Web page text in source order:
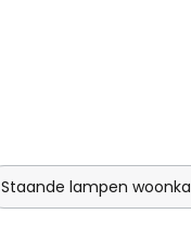
Staande lampen